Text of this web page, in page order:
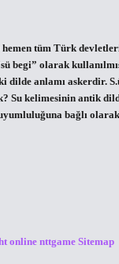
tüm Türk
begi” olarak
anlamı askerdir.
Su kelimesinin antik
bağlı
online nttgame Sitemap